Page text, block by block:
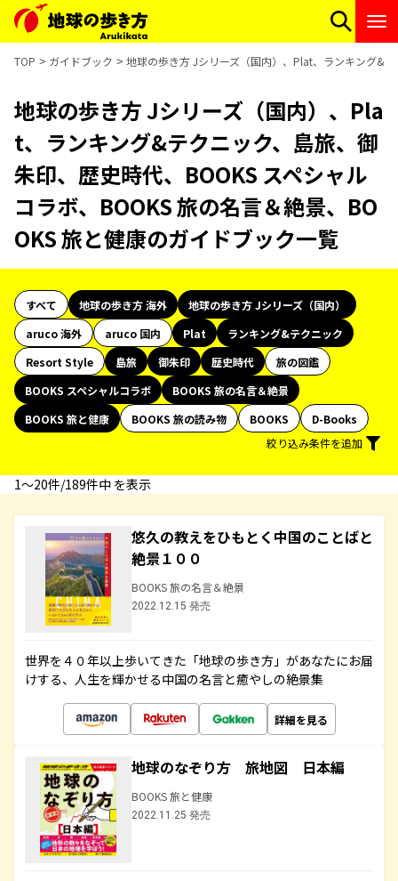
TOP ガイドブック 地球の歩き方 Jシリーズ（国内）、Plat、ランキング&
地球の歩き方 Jシリーズ（国内）、Pla
t、ランキング&テクニック、島旅、御
朱印、歴史時代、BOOKS スペシャル
コラボ、BOOKS 旅の名言＆絶景、BO
OKS 旅と健康のガイドブック一覧
すべて 地球の歩き方 海外
地球の歩き方 Jシリーズ（国内）
aruco 海外
aruco 国内 Plat
ランキング&テクニック
Resort Style
島旅 御朱印 歴史時代
旅の図鑑
BOOKS スペシャルコラボ
BOOKS 旅の名言＆絶景
BOOKS 旅と健康
BOOKS 旅の読み物 BOOKS
D-Books
絞り込み条件を追加
1〜20件/189件中 を表示
悠久の教えをひもとく中国のことばと
絶景１００
BOOKS 旅の名言＆絶景
2022.12.15 発売
世界を４０年以上歩いてきた「地球の歩き方」があなたにお届
けする、人生を輝かせる中国の名言と癒やしの絶景集
詳細を見る
地球のなぞり方 旅地図 日本編
BOOKS 旅と健康
2022.11.25 発売